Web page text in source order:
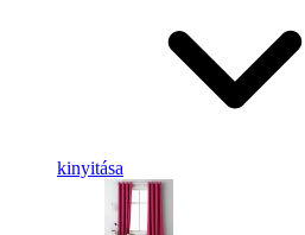
kinyitása